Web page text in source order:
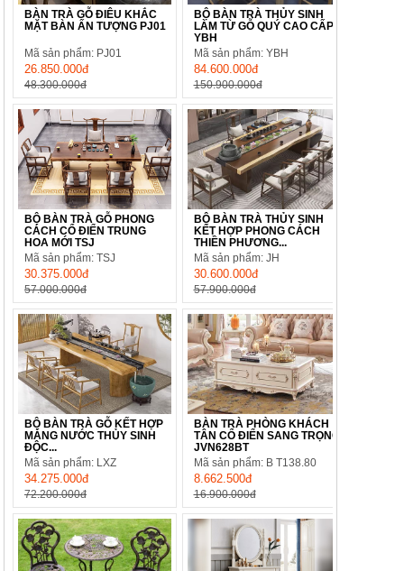
BÀN TRÀ GỖ ĐIÊU KHẮC
MẶT BÀN ẤN TƯỢNG PJ01
Mã sản phẩm: PJ01
26.850.000đ
48.300.000đ
BỘ BÀN TRÀ THỦY SINH
LÀM TỪ GỖ QUÝ CAO CẤP
YBH
Mã sản phẩm: YBH
84.600.000đ
150.900.000đ
BỘ BÀN TRÀ GỖ PHONG
CÁCH CỔ ĐIỂN TRUNG
HOA MỚI TSJ
Mã sản phẩm: TSJ
30.375.000đ
57.000.000đ
BỘ BÀN TRÀ THỦY SINH
KẾT HỢP PHONG CÁCH
THIỀN PHƯƠNG...
Mã sản phẩm: JH
30.600.000đ
57.900.000đ
BỘ BÀN TRÀ GỖ KẾT HỢP
MÁNG NƯỚC THỦY SINH
ĐỘC...
Mã sản phẩm: LXZ
34.275.000đ
72.200.000đ
BÀN TRÀ PHÒNG KHÁCH
TÂN CỔ ĐIỂN SANG TRỌNG
JVN628BT
Mã sản phẩm: B T138.80
8.662.500đ
16.900.000đ